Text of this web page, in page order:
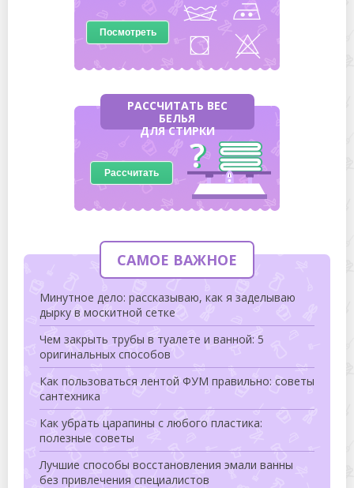
Посмотреть
РАССЧИТАТЬ ВЕС
БЕЛЬЯ
ДЛЯ СТИРКИ
Рассчитать
САМОЕ ВАЖНОЕ
Минутное дело: рассказываю, как я заделываю
дырку в москитной сетке
Чем закрыть трубы в туалете и ванной: 5
оригинальных способов
Как пользоваться лентой ФУМ правильно: советы
сантехника
Как убрать царапины с любого пластика:
полезные советы
Лучшие способы восстановления эмали ванны
без привлечения специалистов